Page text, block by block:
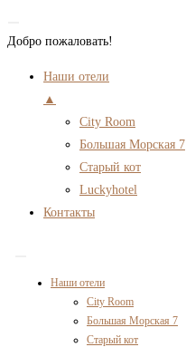
Добро пожаловать!
Наши отели
▲
City Room
Большая Морская 7
Старый кот
Luckyhotel
Контакты
содержимому
Наши отели
City Room
Большая Морская 7
Старый кот